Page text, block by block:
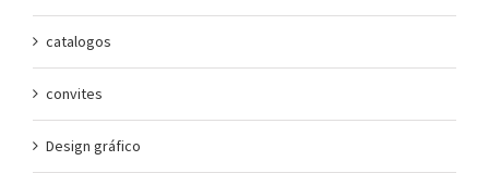
catalogos
convites
Design gráfico